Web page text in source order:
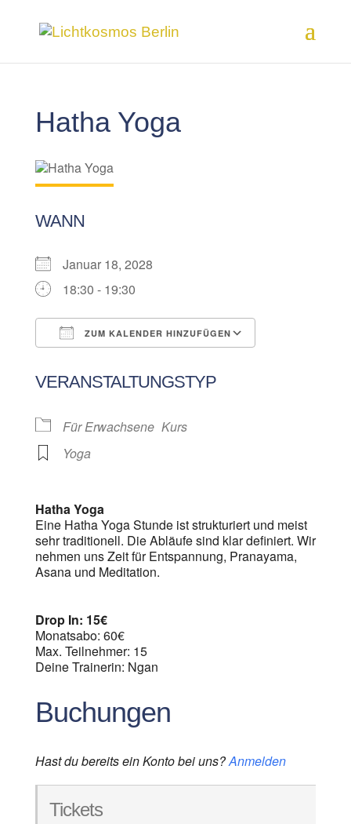
Hatha Yoga
WANN
Januar 18, 2028
18:30 - 19:30
ZUM KALENDER HINZUFÜGEN
VERANSTALTUNGSTYP
Für Erwachsene Kurs
Yoga
Hatha Yoga
Eine Hatha Yoga Stunde ist strukturiert und meist
sehr traditionell. Die Abläufe sind klar definiert. Wir
nehmen uns Zeit für Entspannung, Pranayama,
Asana und Meditation.
Drop In: 15€
Monatsabo: 60€
Max. Teilnehmer: 15
Deine Trainerin: Ngan
Buchungen
Hast du bereits ein Konto bei uns?Anmelden
Tickets